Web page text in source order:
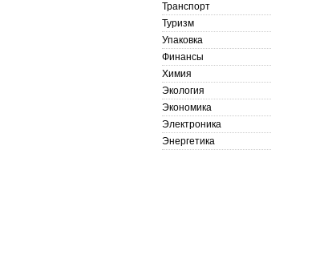
Транспорт
Туризм
Упаковка
Финансы
Химия
Экология
Экономика
Электроника
Энергетика